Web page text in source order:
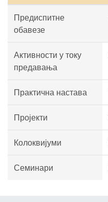
Предиспитне
обавезе
Активности у току
предавања
Практична настава
Пројекти
Колоквијуми
Семинари